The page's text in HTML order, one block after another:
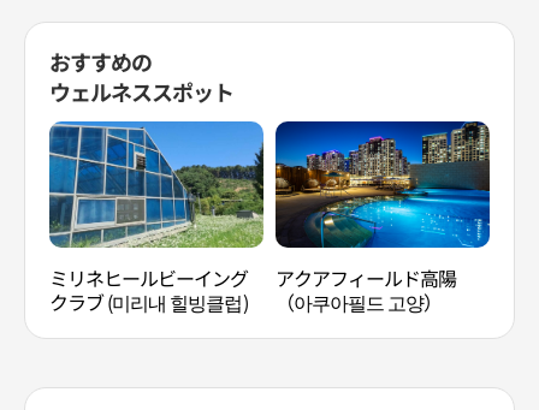
おすすめの
ウェルネススポット
ミリネヒールビーイング
クラブ (미리내 힐빙클럽)
アクアフィールド高陽
（아쿠아필드 고양）